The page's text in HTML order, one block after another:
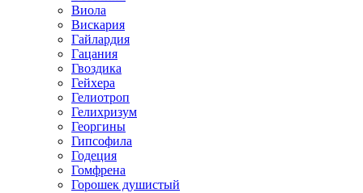
Виола
Вискария
Гайлардия
Гацания
Гвоздика
Гейхера
Гелиотроп
Гелихризум
Георгины
Гипсофила
Годеция
Гомфрена
Горошек душистый